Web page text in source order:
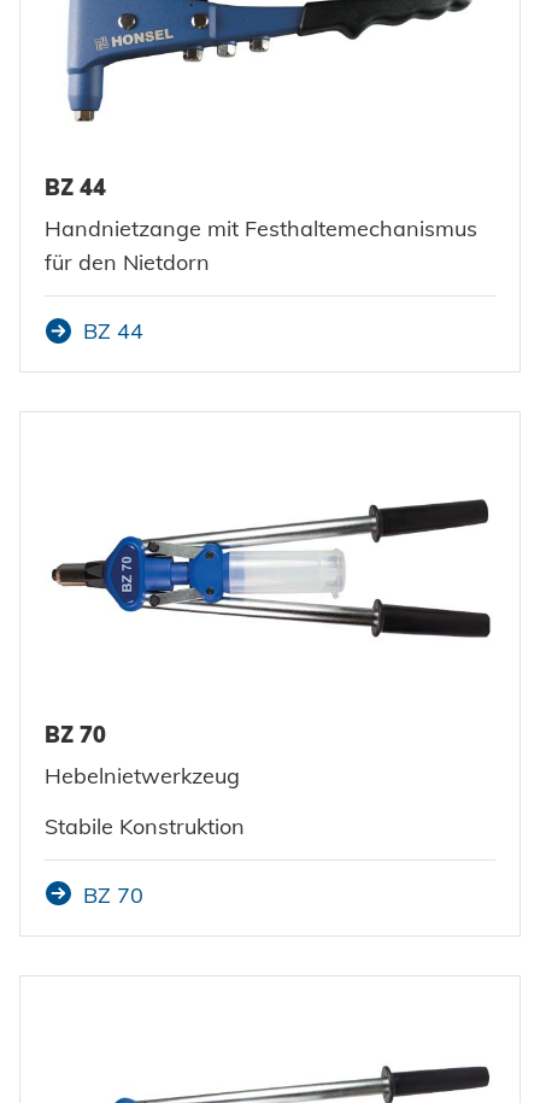
BZ 44
Handnietzange mit Festhaltemechanismus
für den Nietdorn
BZ 44
BZ 70
Hebelnietwerkzeug
Stabile Konstruktion
BZ 70